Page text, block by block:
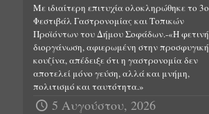
Με ιδιαίτερη επιτυχία ολοκληρώθηκε το 3ο
Φεστιβάλ Γαστρονομίας και Τοπικών
Προϊόντων του Δήμου Σοφάδων.-«Η φετινή
διοργάνωση, αφιερωμένη στην προσφυγική
κουζίνα, απέδειξε ότι η γαστρονομία δεν
αποτελεί μόνο γεύση, αλλά και μνήμη,
πολιτισμό και ταυτότητα.»
5 Αυγούστου, 2026